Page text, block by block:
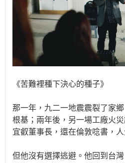
《苦難裡種下決心的種子》
那一年，九二一地震震裂了家
根基；兩年後，另一場工廠火
宜叡董事長，還在倫敦唸書，人
但他沒有選擇逃避。他回到台